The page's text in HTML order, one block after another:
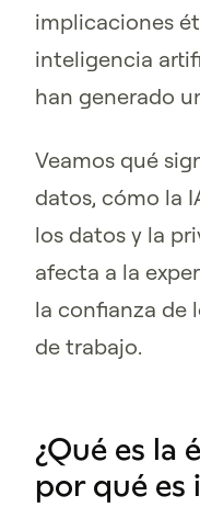
implicaciones
inteligencia
han generado
Veamos qué
datos, cómo la
los datos y la
afecta a la
la confianza de
de trabajo.
¿Qué es la
por qué es